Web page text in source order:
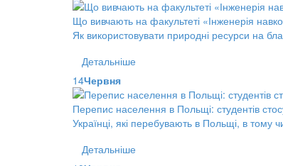
Що вивчають на факультеті «Інженерія
Як використовувати природні ресурси на
Детальніше
14Червня
Перепис населення в Польщі: студентів
Українці, які перебувають в Польщі, в тому
Детальніше